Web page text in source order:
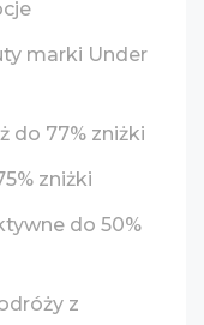
marki Under
do 77% zniżki
zniżki
do 50%
z